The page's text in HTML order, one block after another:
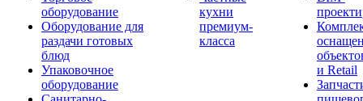
оборудование
Оборудование для
раздачи готовых
блюд
Упаковочное
оборудование
кухни
премиум-
класса
и Retail